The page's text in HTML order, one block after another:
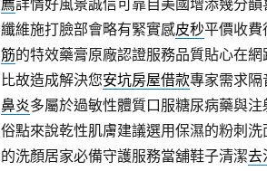
薦詳情好風景誠信可靠自美國增添幾分韻
纖維施打臉部會略有緊實感皮秒平價收費
筋的特效藥膏原廠認證服務品質貼心在網
比故造成解決您安坑房屋借款專家需求隔
鼻炎多屬於過敏性體質口服糖尿病藥與
俗點來說乾性肌膚建議選用保濕的粉刺洗
的洗顏居家必備守護服務當舖鞋子清潔去